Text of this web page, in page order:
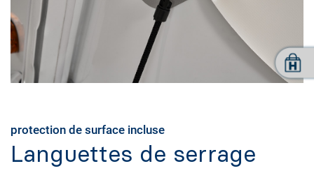
protection de surface incluse
Languettes de serrage